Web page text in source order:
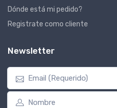
Dónde está mi pedido?
Registrate como cliente
Newsletter